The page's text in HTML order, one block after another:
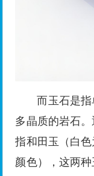
而玉石是
多晶质的岩石
指和田玉（白
颜色），这两